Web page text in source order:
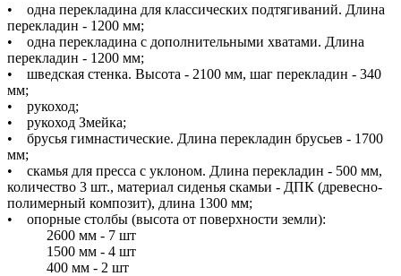
• одна перекладина для классических подтягиваний. Длина
перекладин - 1200 мм;
• одна перекладина с дополнительными хватами. Длина
перекладин - 1200 мм;
• шведская стенка. Высота - 2100 мм, шаг перекладин - 340
мм;
• рукоход;
• рукоход Змейка;
• брусья гимнастические. Длина перекладин брусьев - 1700
мм;
• скамья для пресса с уклоном. Длина перекладин - 500 мм,
количество 3 шт., материал сиденья скамьи - ДПК (древесно-
полимерный композит), длина 1300 мм;
• опорные столбы (высота от поверхности земли):
2600 мм - 7 шт
1500 мм - 4 шт
400 мм - 2 шт